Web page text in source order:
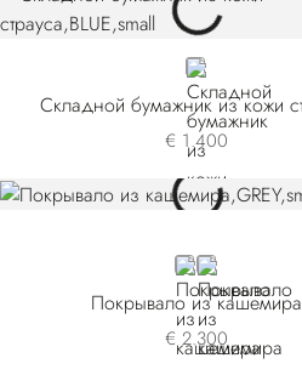
BLUE
Складной бумажник из кожи
€ 1.400
GREYBEIGE
Покрывало из кашемира
€ 2.300